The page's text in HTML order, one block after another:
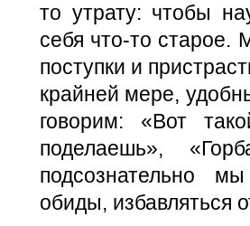
то утрату: чтобы
себя что-то старое.
поступки и
крайней мере,
говорим: «Вот
поделаешь»,
подсознательно
обиды, избавляться